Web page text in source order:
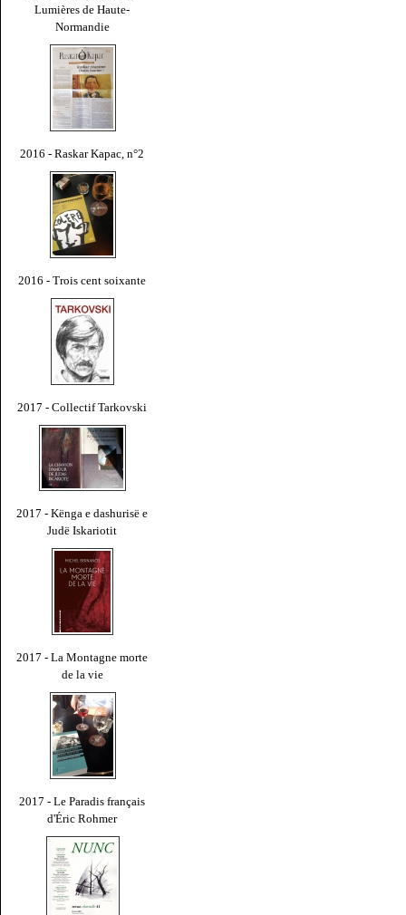
Lumières de Haute-
Normandie
2016 - Raskar Kapac, n°2
2016 - Trois cent soixante
2017 - Collectif Tarkovski
2017 - Kënga e dashurisë e
Judë Iskariotit
2017 - La Montagne morte
de la vie
2017 - Le Paradis français
d'Éric Rohmer